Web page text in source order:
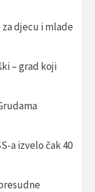
djecu i mlade
– grad koji
a izvelo čak 40